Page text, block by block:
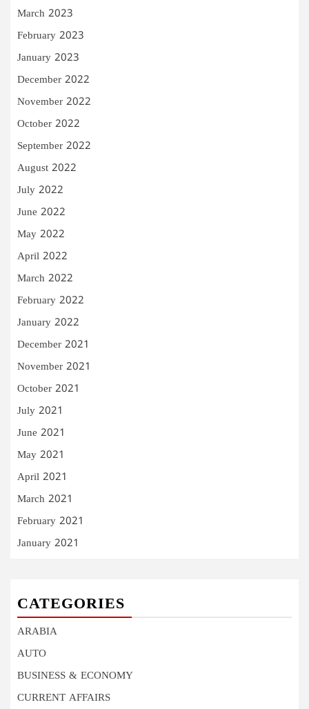
March 2023
February 2023
January 2023
December 2022
November 2022
October 2022
September 2022
August 2022
July 2022
June 2022
May 2022
April 2022
March 2022
February 2022
January 2022
December 2021
November 2021
October 2021
July 2021
June 2021
May 2021
April 2021
March 2021
February 2021
January 2021
CATEGORIES
ARABIA
AUTO
BUSINESS & ECONOMY
CURRENT AFFAIRS